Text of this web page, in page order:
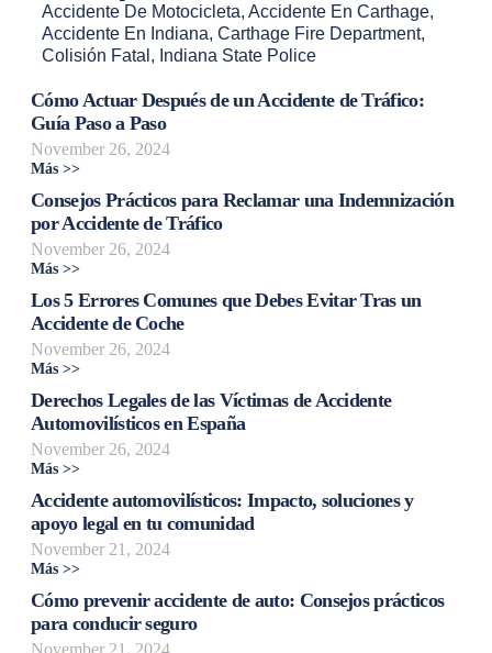
Accidente De Motocicleta, Accidente En Carthage,
Accidente En Indiana, Carthage Fire Department,
Colisión Fatal , Indiana State Police
Cómo Actuar Después de un Accidente de Tráfico:
Guía Paso a Paso
November 26, 2024
Más >>
Consejos Prácticos para Reclamar una Indemnización
por Accidente de Tráfico
November 26, 2024
Más >>
Los 5 Errores Comunes que Debes Evitar Tras un
Accidente de Coche
November 26, 2024
Más >>
Derechos Legales de las Víctimas de Accidente
Automovilísticos en España
November 26, 2024
Más >>
Accidente automovilísticos: Impacto, soluciones y
apoyo legal en tu comunidad
November 21, 2024
Más >>
Cómo prevenir accidente de auto: Consejos prácticos
para conducir seguro
November 21, 2024